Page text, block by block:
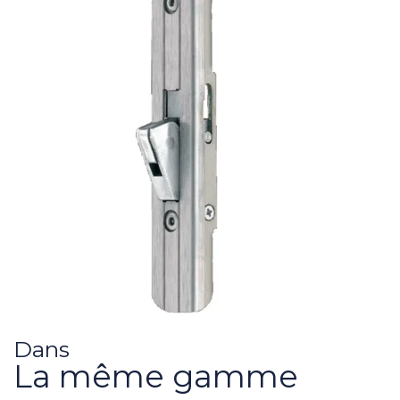
Dans
La même gamme